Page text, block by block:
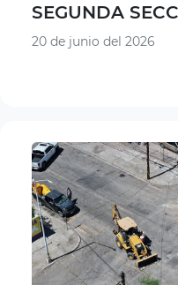
SEGUNDA
20 de junio del 2026